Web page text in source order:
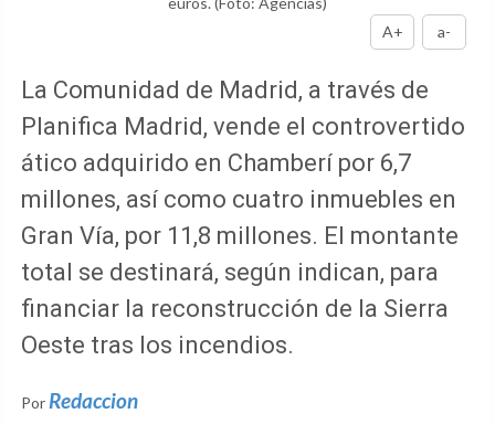
A+
a-
La Comunidad de Madrid, a través de
Planifica Madrid, vende el controvertido
ático adquirido en Chamberí por 6,7
millones, así como cuatro inmuebles en
Gran Vía, por 11,8 millones. El montante
total se destinará, según indican, para
financiar la reconstrucción de la Sierra
Oeste tras los incendios.
Por Redaccion